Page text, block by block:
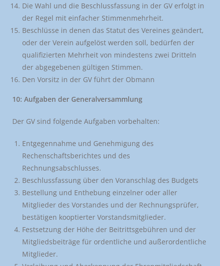
Die Wahl und die Beschlussfassung in der GV erfolgt in
der Regel mit einfacher Stimmenmehrheit.
Beschlüsse in denen das Statut des Vereines geändert,
oder der Verein aufgelöst werden soll, bedürfen der
qualifizierten Mehrheit von mindestens zwei Dritteln
der abgegebenen gültigen Stimmen.
Den Vorsitz in der GV führt der Obmann
10: Aufgaben der Generalversammlung
Der GV sind folgende Aufgaben vorbehalten:
Entgegennahme und Genehmigung des
Rechenschaftsberichtes und des
Rechnungsabschlusses.
Beschlussfassung über den Voranschlag des Budgets
Bestellung und Enthebung einzelner oder aller
Mitglieder des Vorstandes und der Rechnungsprüfer,
bestätigen kooptierter Vorstandsmitglieder.
Festsetzung der Höhe der Beitrittsgebühren und der
Mitgliedsbeiträge für ordentliche und außerordentliche
Mitglieder.